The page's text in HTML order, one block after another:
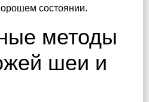
состоянии.
методы
шеи и